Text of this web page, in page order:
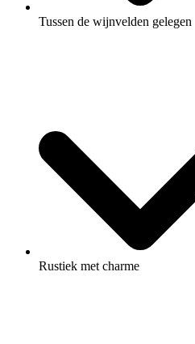
Tussen de wijnvelden gelegen
Rustiek met charme